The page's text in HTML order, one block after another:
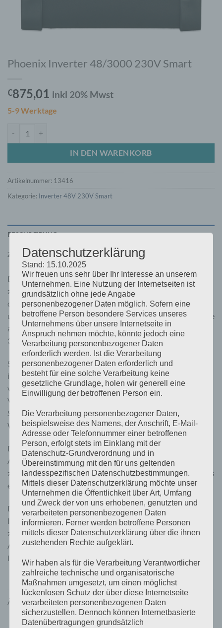
Phoenix Inverter 48/3000 230V Smart
€875,01 inkl 20% Mwst
5-9 Werktage
IN DEN WARENKORB
Artikelnummer: 13416
Kategorie: Inverter 48V 230V Smart
BESCHREIBUNG
ZUSÄTZLICHE INFORMATIONEN
Es handelt sich bei diesem Modell um einen effizienten und
zuverlässigen Wechselrichter. Er reiht sich in unsere Palette
der bewährten und getesteten Phoenix Wechselrichter ein
und ist jetzt in einem schlankeren Design und einem Gehäuse
aus Ganzmetall erhältlich. Es gibt 1600 VA, 2000 VA und
3000 VA Modelle für 12, 24 oder 48 V Systeme.
Seine Leistung reicht aus, um die meisten Geräte mit Stecker
in Ihrem Fahrzeug, Boot, Wohnmobil oder Zuhause zu
versorgen. Ein Ringtransformator bietet die Möglichkeit zur
Versorgung auch bei hohen Leistungsspitzen, eine stabile
Spannung, Frequenz und eine qualitativ-hochwertige Sinus-
Welle.
Die Installation gestaltet sich noch einfacher denn je: Die
Anschlüsse sind für den Installateur noch einfacher
zugänglich, wodurch man ein noch professionelleres Ergebnis
erhält.
Durch die eingebaute Bluetooth Funktion ist das Einrichten
Ihres Hochleistungs-Wechselrichters noch einfacher als
zuvor. Alarme, Alarm-Relais‘, Spannungsabschaltwerte, die
Ausgangsspannung, Frequenz, Eco-Modus, etc. – das alles
lässt sich über die VictronConnect-App einstellen.
ÄHNLICHE PRODUKTE
Datenschutzerklärung
Stand: 15.10.2025
Wir freuen uns sehr über Ihr Interesse an unserem
Unternehmen. Eine Nutzung der Internetseiten ist
grundsätzlich ohne jede Angabe
personenbezogener Daten möglich. Sofern eine
betroffene Person besondere Services unseres
Unternehmens über unsere Internetseite in
Anspruch nehmen möchte, könnte jedoch eine
Verarbeitung personenbezogener Daten
erforderlich werden. Ist die Verarbeitung
personenbezogener Daten erforderlich und
besteht für eine solche Verarbeitung keine
gesetzliche Grundlage, holen wir generell eine
Einwilligung der betroffenen Person ein.
Die Verarbeitung personenbezogener Daten,
beispielsweise des Namens, der Anschrift, E-Mail-
Adresse oder Telefonnummer einer betroffenen
Person, erfolgt stets im Einklang mit der
Datenschutz-Grundverordnung und in
Übereinstimmung mit den für uns geltenden
landesspezifischen Datenschutzbestimmungen.
Mittels dieser Datenschutzerklärung möchte unser
Unternehmen die Öffentlichkeit über Art, Umfang
und Zweck der von uns erhobenen, genutzten und
verarbeiteten personenbezogenen Daten
informieren. Ferner werden betroffene Personen
mittels dieser Datenschutzerklärung über die ihnen
zustehenden Rechte aufgeklärt.
Wir haben als für die Verarbeitung Verantwortlicher
zahlreiche technische und organisatorische
Maßnahmen umgesetzt, um einen möglichst
lückenlosen Schutz der über diese Internetseite
verarbeiteten personenbezogenen Daten
sicherzustellen. Dennoch können Internetbasierte
Datenübertragungen grundsätzlich